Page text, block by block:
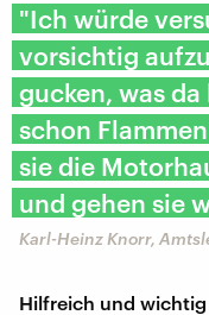
"Ich würde
vorsichtig
gucken, was
schon
sie die
und gehen sie
Karl-Heinz Knorr,
Hilfreich und